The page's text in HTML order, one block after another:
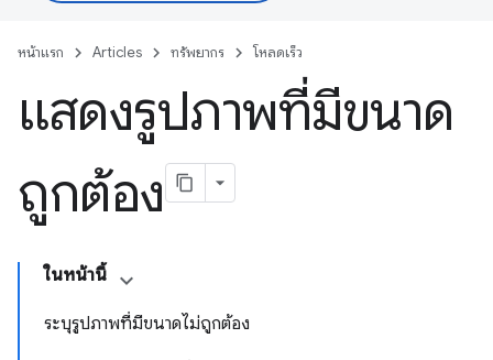
หน้าแรก Articles ทรัพยากร โหลดเร็ว
แสดงรูปภาพที่มีขนาด
ถูกต้อง
ในหน้านี้
ระบุรูปภาพที่มีขนาดไม่ถูกต้อง